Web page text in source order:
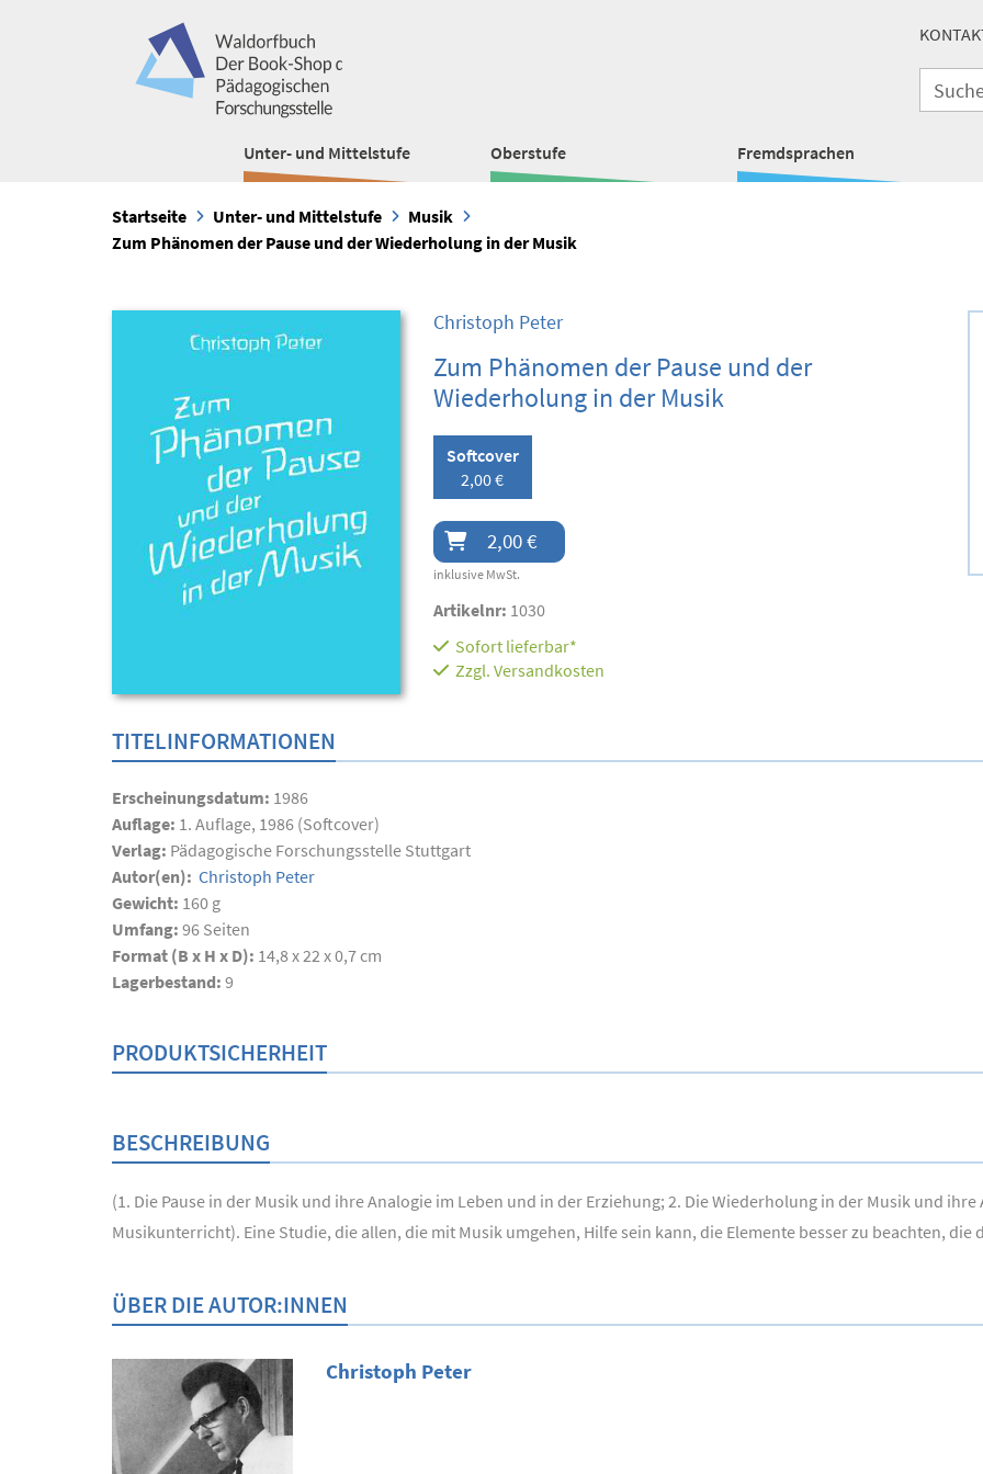
Unter- und Mittelstufe Oberstufe Fremdsprachen
Startseite Unter- und Mittelstufe
Musik
Zum Phänomen der Pause und der Wiederholung in der Musik
Christoph Peter
Zum Phänomen der Pause und der
Wiederholung in der Musik
Softcover
2,00 €
2,00 €
inklusive MwSt.
Artikelnr: 1030
Sofort lieferbar*
Zzgl. Versandkosten
TITELINFORMATIONEN
Erscheinungsdatum: 1986
Auflage: 1. Auflage, 1986 (Softcover)
Verlag: Pädagogische Forschungsstelle Stuttgart
Autor(en): Christoph Peter
Gewicht: 160 g
Umfang: 96 Seiten
Format (B x H x D): 14,8 x 22 x 0,7 cm
Lagerbestand: 9
PRODUKTSICHERHEIT
BESCHREIBUNG
(1. Die Pause in der Musik und ihre Analogie im Leben und in der Erziehung; 2. Die Wiederholung in der Musik und
Musikunterricht). Eine Studie, die allen, die mit Musik umgehen, Hilfe sein kann, die Elemente besser zu beachten, die
ÜBER DIE AUTOR:INNEN
Christoph Peter